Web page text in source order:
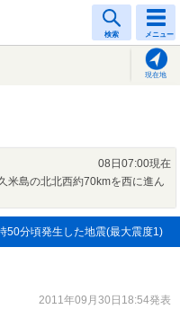
検索 メニュー
現在地
08日07:00現在
米島の北北西約70kmを西に進ん
50分頃発生した地震(最大震度1)
2011年09月30日18:54発表